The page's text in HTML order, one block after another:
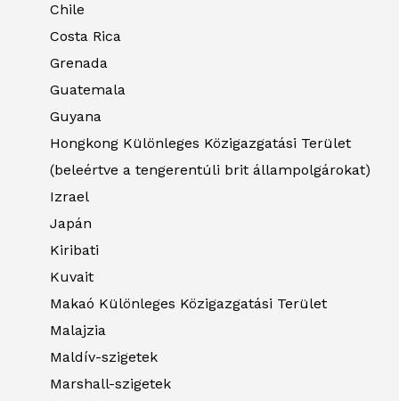
Chile
Costa Rica
Grenada
Guatemala
Guyana
Hongkong Különleges Közigazgatási Terület
(beleértve a tengerentúli brit állampolgárokat)
Izrael
Japán
Kiribati
Kuvait
Makaó Különleges Közigazgatási Terület
Malajzia
Maldív-szigetek
Marshall-szigetek